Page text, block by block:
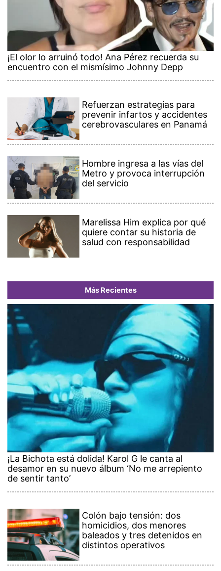
¡El olor lo arruinó todo! Ana Pérez recuerda su
encuentro con el mismísimo Johnny Depp
Refuerzan estrategias para
prevenir infartos y accidentes
cerebrovasculares en Panamá
Hombre ingresa a las vías del
Metro y provoca interrupción
del servicio
Marelissa Him explica por qué
quiere contar su historia de
salud con responsabilidad
Más Recientes
¡La Bichota está dolida! Karol G le canta al
desamor en su nuevo álbum ‘No me arrepiento
de sentir tanto’
Colón bajo tensión: dos
homicidios, dos menores
baleados y tres detenidos en
distintos operativos